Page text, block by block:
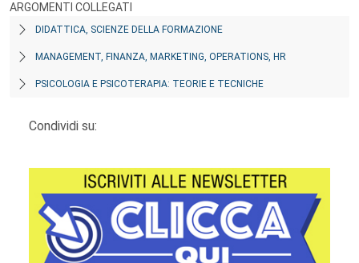
ARGOMENTI COLLEGATI
DIDATTICA, SCIENZE DELLA FORMAZIONE
MANAGEMENT, FINANZA, MARKETING, OPERATIONS, HR
PSICOLOGIA E PSICOTERAPIA: TEORIE E TECNICHE
Condividi su: